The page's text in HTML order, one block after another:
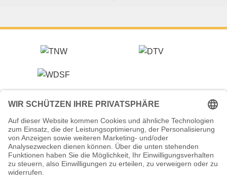
Veranstalter (Ausrichter):
Tanzsportverband Nordrhein-Westfalen e.V.
Veranstaltungsort:
Historische Stadthalle Wuppertal
Johannisberg 40
42103 Wuppertal